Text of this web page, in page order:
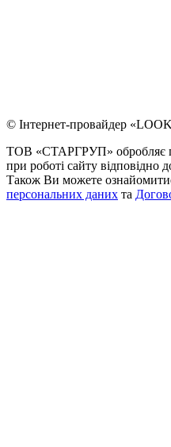
© Інтернет-провайдер
ТОВ «СТАРГРУП» обробляє
при роботі сайту відповідно
Також Ви можете
персональних даних та